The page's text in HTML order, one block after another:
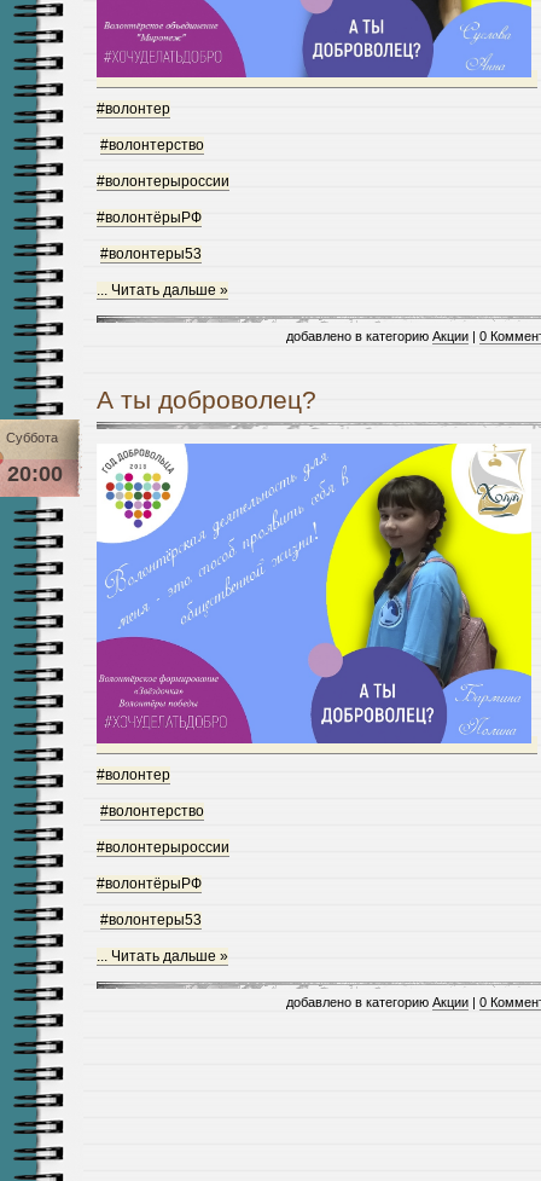
#волонтер
#волонтерство
#волонтерыроссии
#волонтёрыРФ
#волонтеры53
... Читать дальше »
добавлено в категорию Акции | 0
А ты доброволец?
Суббота
20:00
#волонтер
#волонтерство
#волонтерыроссии
#волонтёрыРФ
#волонтеры53
... Читать дальше »
добавлено в категорию Акции | 0